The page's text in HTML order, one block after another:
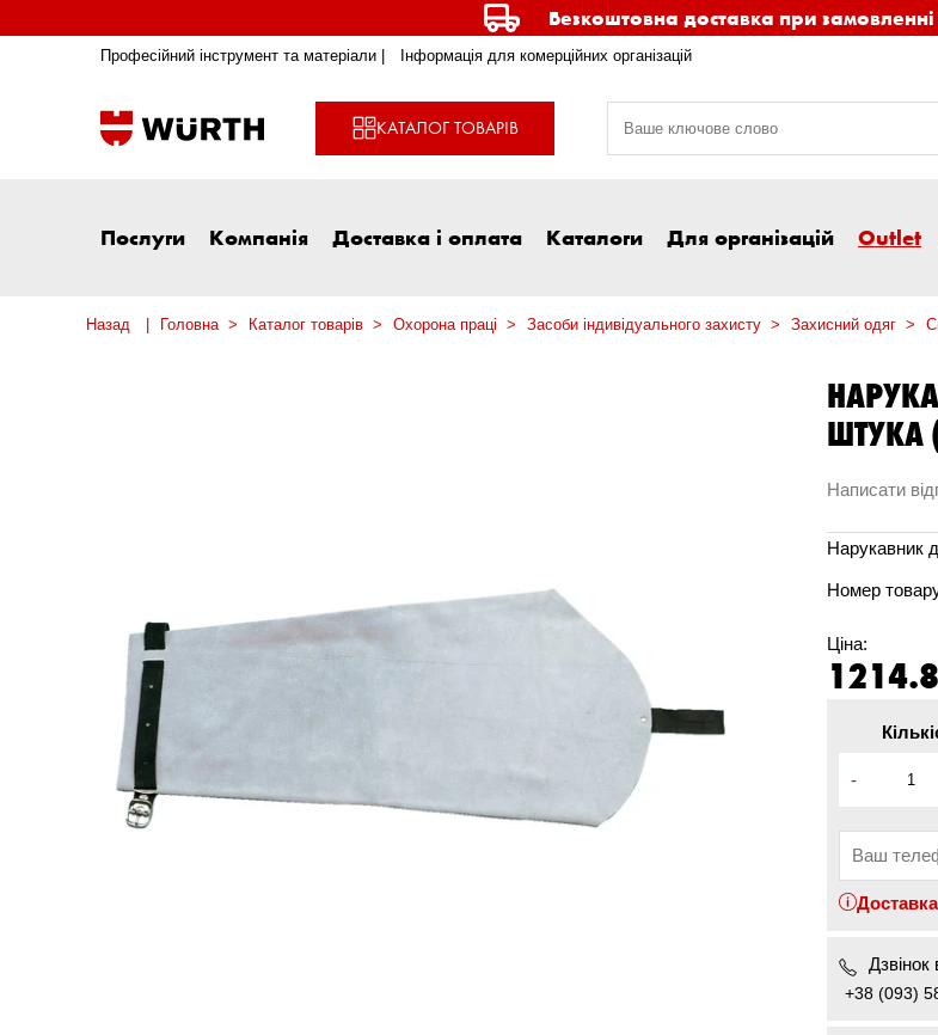
Безкоштовна доставка при замовленні
Професійний інструмент та матеріали | Інформація для комерційних організацій
КАТАЛОГ ТОВАРІВ
Послуги Компанія Доставка і оплата Каталоги Для організацій Outlet
Назад Головна Каталог товарів Охорона праці Засоби індивідуального захисту Захисний одяг
ШТУКА
Написати
Нарукавник
Номер
Ціна:
-
Дзвінок
+38 (093)